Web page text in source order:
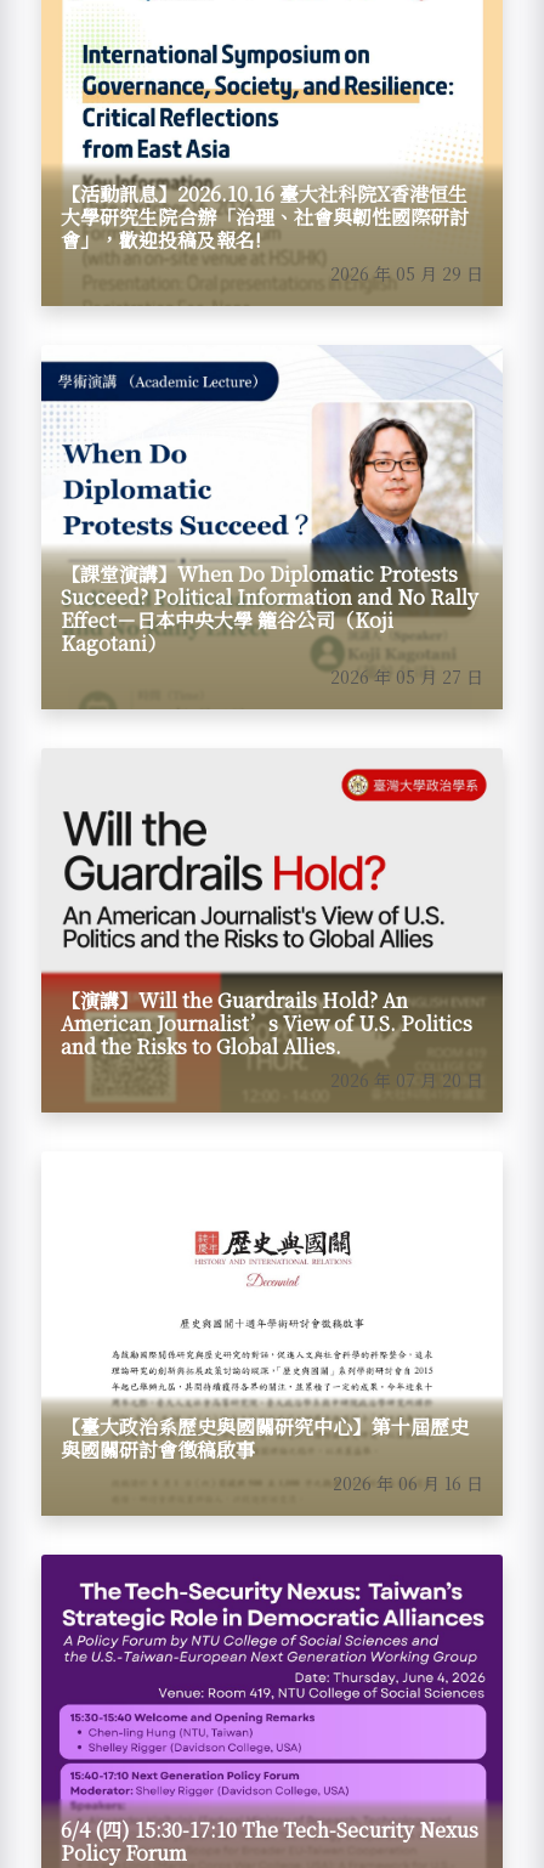
【活動訊息】2026.10.16 臺大社科院X香港恒生
大學研究生院合辦「治理、社會與韌性國際研討
會」，歡迎投稿及報名!
2026 年 05 月 29 日
【課堂演講】When Do Diplomatic Protests
Succeed? Political Information and No Rally
Effect－日本中央大學 籠谷公司（Koji
Kagotani）
2026 年 05 月 27 日
【演講】Will the Guardrails Hold? An
American Journalist’s View of U.S. Politics
and the Risks to Global Allies.
2026 年 07 月 20 日
【臺大政治系歷史與國關研究中心】第十屆歷史
與國關研討會徵稿啟事
2026 年 06 月 16 日
6/4 (四) 15:30-17:10 The Tech-Security Nexus
Policy Forum